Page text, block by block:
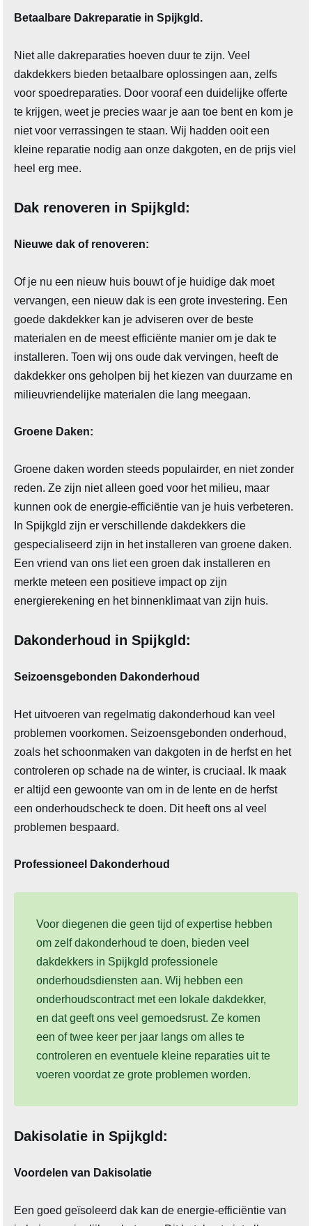
Betaalbare Dakreparatie in Spijkgld.
Niet alle dakreparaties hoeven duur te zijn. Veel
dakdekkers bieden betaalbare oplossingen aan, zelfs
voor spoedreparaties. Door vooraf een duidelijke offerte
te krijgen, weet je precies waar je aan toe bent en kom je
niet voor verrassingen te staan. Wij hadden ooit een
kleine reparatie nodig aan onze dakgoten, en de prijs viel
heel erg mee.
Dak renoveren in Spijkgld:
Nieuwe dak of renoveren:
Of je nu een nieuw huis bouwt of je huidige dak moet
vervangen, een nieuw dak is een grote investering. Een
goede dakdekker kan je adviseren over de beste
materialen en de meest efficiënte manier om je dak te
installeren. Toen wij ons oude dak vervingen, heeft de
dakdekker ons geholpen bij het kiezen van duurzame en
milieuvriendelijke materialen die lang meegaan.
Groene Daken:
Groene daken worden steeds populairder, en niet zonder
reden. Ze zijn niet alleen goed voor het milieu, maar
kunnen ook de energie-efficiëntie van je huis verbeteren.
In Spijkgld zijn er verschillende dakdekkers die
gespecialiseerd zijn in het installeren van groene daken.
Een vriend van ons liet een groen dak installeren en
merkte meteen een positieve impact op zijn
energierekening en het binnenklimaat van zijn huis.
Dakonderhoud in Spijkgld:
Seizoensgebonden Dakonderhoud
Het uitvoeren van regelmatig dakonderhoud kan veel
problemen voorkomen. Seizoensgebonden onderhoud,
zoals het schoonmaken van dakgoten in de herfst en het
controleren op schade na de winter, is cruciaal. Ik maak
er altijd een gewoonte van om in de lente en de herfst
een onderhoudscheck te doen. Dit heeft ons al veel
problemen bespaard.
Professioneel Dakonderhoud
Voor diegenen die geen tijd of expertise hebben
om zelf dakonderhoud te doen, bieden veel
dakdekkers in Spijkgld professionele
onderhoudsdiensten aan. Wij hebben een
onderhoudscontract met een lokale dakdekker,
en dat geeft ons veel gemoedsrust. Ze komen
een of twee keer per jaar langs om alles te
controleren en eventuele kleine reparaties uit te
voeren voordat ze grote problemen worden.
Dakisolatie in Spijkgld:
Voordelen van Dakisolatie
Een goed geïsoleerd dak kan de energie-efficiëntie van